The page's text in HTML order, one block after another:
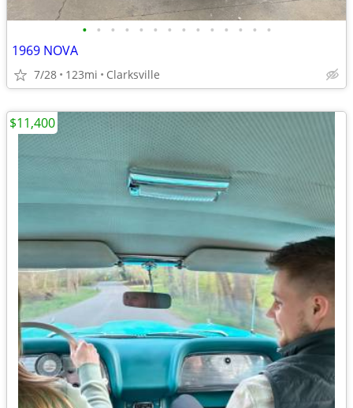
• • • • • • • • • • • • • •
1969 NOVA
7/28 123mi Clarksville
$11,400